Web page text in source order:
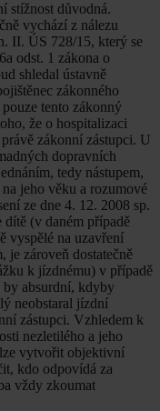
stížnost důvodná.
vychází z nálezu
II. ÚS 728/15, který se
odst. 1 zákona o
shledal ústavně
zákonného
tento zákonný
že o hospitalizaci
zákonní zástupci. U
dopravních
tedy nástupem,
jeho věku a rozumové
ze dne 4. 12. 2008 sp.
(v daném případě
vyspělé na uzavření
je zároveň dostatečně
k jízdnému) v případě
absurdní, kdyby
neobstaral jízdní
zástupci. Vzhledem k
nezletilého a jeho
vytvořit objektivní
kdo odpovídá za
vždy zkoumat